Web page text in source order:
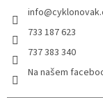
info@
733 187 623
737 383 340
Na našem